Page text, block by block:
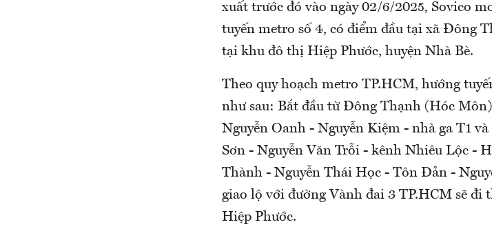
xuất trước đó vào ngày 02/6/2025, Sovico
tuyến metro số 4, có điểm đầu tại xã Đông
tại khu đô thị Hiệp Phước, huyện Nhà Bè.
Theo quy hoạch metro TP.HCM, hướng
như sau: Bắt đầu từ Đông Thạnh (Hóc
Nguyễn Oanh - Nguyễn Kiệm - nhà ga T1
Sơn - Nguyễn Văn Trỗi - kênh Nhiêu Lộc -
Thành - Nguyễn Thái Học - Tôn Đản -
giao lộ với đường Vành đai 3 TP.HCM sẽ
Hiệp Phước.